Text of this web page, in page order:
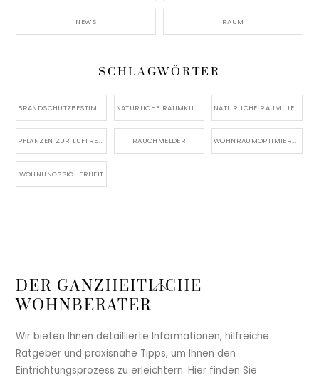
NEWS RAUM
SCHLAGWÖRTER
BRANDSCHUTZBESTIMMUNGEN NATÜRLICHE RAUMKLIMA-REGULIERUNG NATÜRLICHE RAUMLUFTVERBESSERUNG
PFLANZEN ZUR LUFTREINIGUNG RAUCHMELDER WOHNRAUMOPTIMIERUNG
WOHNUNGSSICHERHEIT
Back
DER GANZHEITLICHE
WOHNBERATER
Wir bieten Ihnen detaillierte Informationen, hilfreiche
Ratgeber und praxisnahe Tipps, um Ihnen den
Eintrichtungsprozess zu erleichtern. Hier finden Sie